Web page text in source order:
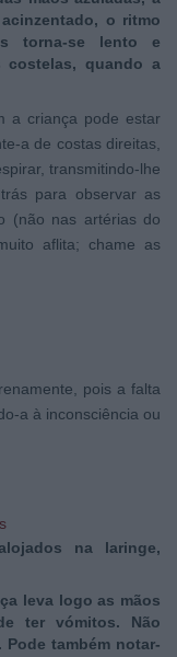
o ritmo
torna-se lento e
costelas, quando a
a criança pode estar
a de costas direitas,
transmitindo-lhe
para observar as
(não nas artérias do
aflita; chame as
pois a falta
a à inconsciência ou
na laringe,
leva logo as mãos
ter vómitos. Não
também notar-